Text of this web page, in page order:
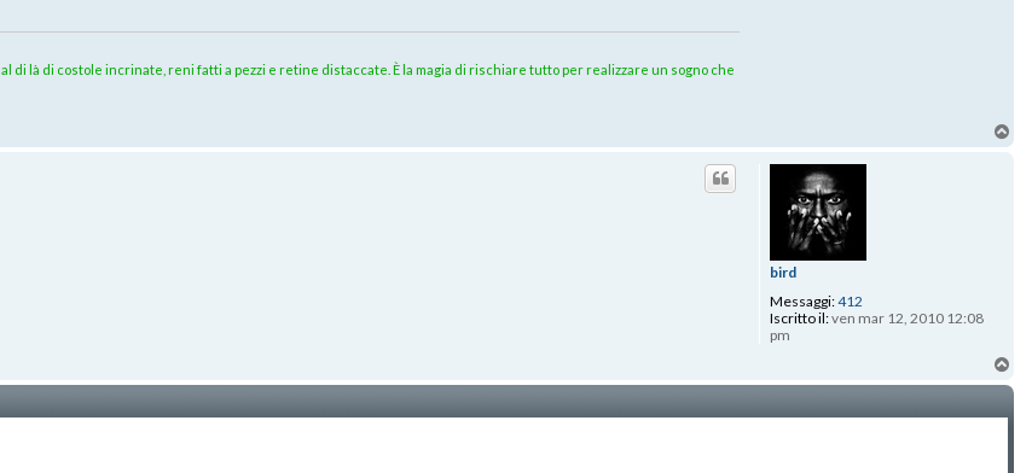
di là di costole incrinate, reni fatti a pezzi e retine distaccate. È la magia di rischiare tutto per realizzare un sogno che
bird
Messaggi:412
Iscritto il:ven mar 12, 2010 12:08
pm